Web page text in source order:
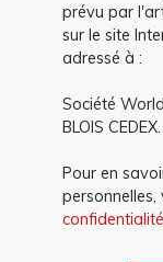
prévu par
sur le site
adressé à :
Société
BLOIS CEDEX.
Pour en
personnelles,
confidentialité